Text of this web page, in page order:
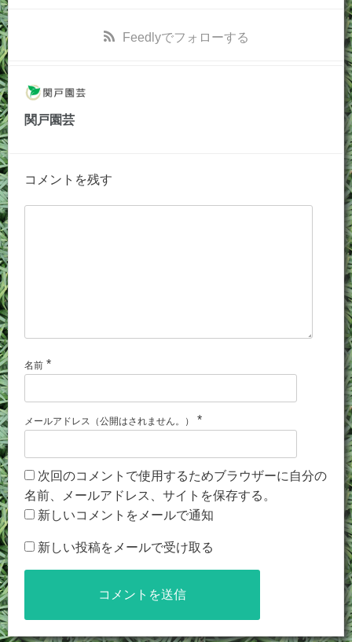
Feedlyでフォローする
関戸園芸
コメントを残す
名前 *
メールアドレス（公開はされません。） *
次回のコメントで使用するためブラウザーに自分の
名前、メールアドレス、サイトを保存する。
新しいコメントをメールで通知
新しい投稿をメールで受け取る